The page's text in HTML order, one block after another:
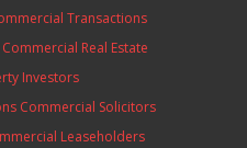
Transactions
Real Estate
Investors
Commercial Solicitors
Leaseholders